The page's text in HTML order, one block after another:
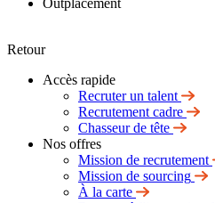
Outplacement
Retour
Accès rapide
Recruter un talent
Recrutement cadre
Chasseur de tête
Nos offres
Mission de recrutement
Mission de sourcing
À la carte